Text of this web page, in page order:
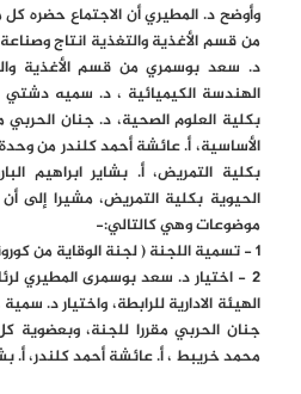
وأوضح د. المطيري أن الاجتماع حضره
من قسم الأغذية والتغذية انتاج
د. سعد بوسمري من قسم الأغذية
الهندسة الكيميائية ، د. سميه
بكلية العلوم الصحية، د. جنان
الأساسية، أ. عائشة أحمد كلندر من
بكلية التمريض، أ. بشاير ابراهيم
الحيوية بكلية التمريض، مشيرا إلى
موضوعات وهي كالتالي:-
1 - تسمية اللجنة ( لجنة الوقاية من كورونا المستجد) .
2 - اختيار د. سعد بوسمرى المطيري
الهيئة الادارية للرابطة، واختيار د.
جنان الحربي مقررا للجنة، وبعضوية
محمد خريبط ، أ. عائشة أحمد كلندر، أ.